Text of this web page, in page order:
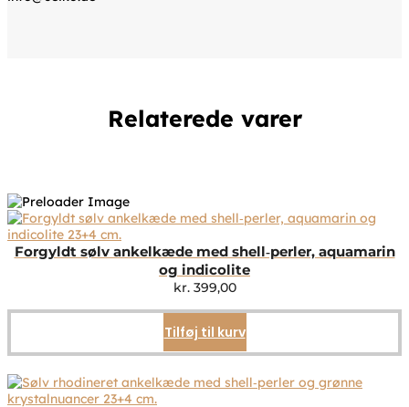
Relaterede varer
Forgyldt sølv ankelkæde med shell‑perler, aquamarin
og indicolite
kr.399,00
Tilføj til kurv